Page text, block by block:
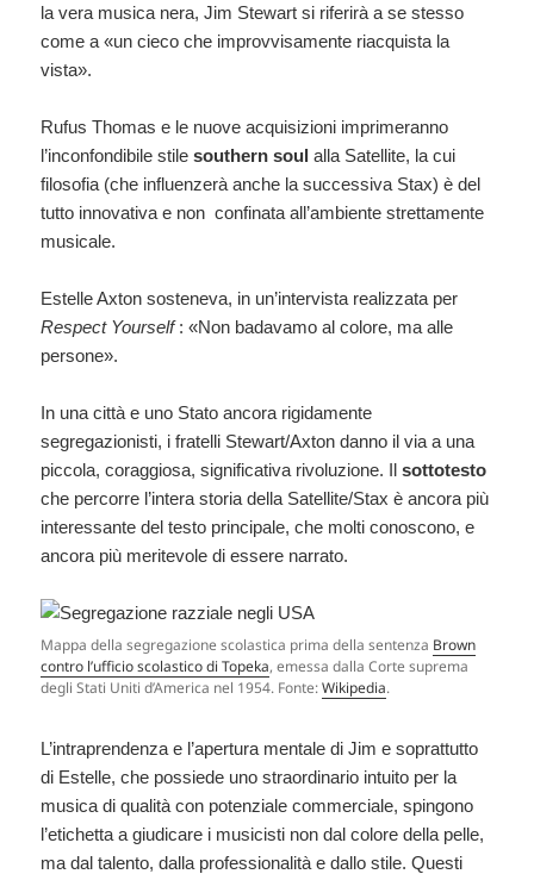
la vera musica nera, Jim Stewart si riferirà a se stesso
come a «un cieco che improvvisamente riacquista la
vista».
Rufus Thomas e le nuove acquisizioni imprimeranno
l’inconfondibile stilesouthern soul alla Satellite, la cui
filosofia (che influenzerà anche la successiva Stax) è del
tutto innovativa e non confinata all’ambiente strettamente
musicale.
Estelle Axton sosteneva, in un’intervista realizzata per
Respect Yourself: «Non badavamo al colore, ma alle
persone».
In una città e uno Stato ancora rigidamente
segregazionisti, i fratelli Stewart/Axton danno il via a una
piccola, coraggiosa, significativa rivoluzione. Ilsottotesto
che percorre l’intera storia della Satellite/Stax è ancora più
interessante del testo principale, che molti conoscono, e
ancora più meritevole di essere narrato.
Mappa della segregazione scolastica prima della sentenza Brown
contro l’ufficio scolastico di Topeka, emessa dalla Corte suprema
degli Stati Uniti d’America nel 1954. Fonte:Wikipedia.
L’intraprendenza e l’apertura mentale di Jim e soprattutto
di Estelle, che possiede uno straordinario intuito per la
musica di qualità con potenziale commerciale, spingono
l’etichetta a giudicare i musicisti non dal colore della pelle,
ma dal talento, dalla professionalità e dallo stile. Questi